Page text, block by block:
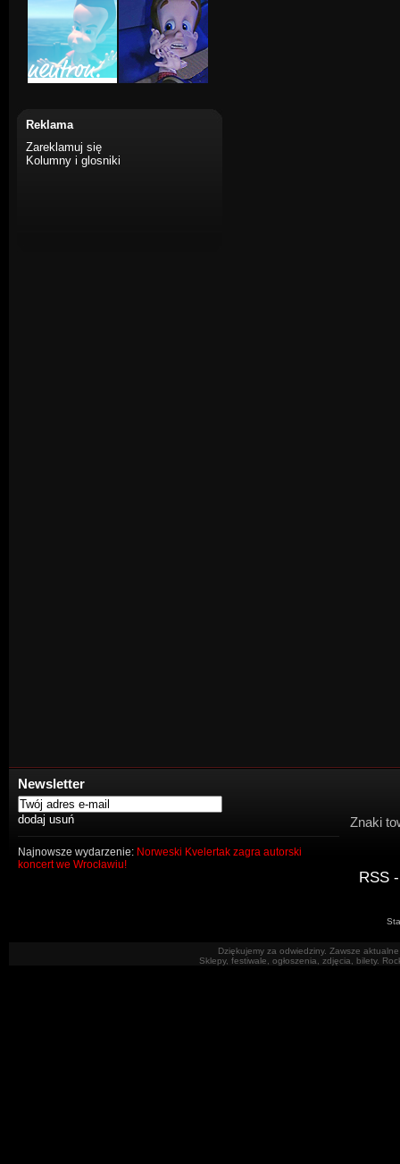
Reklama
Zareklamuj się
Kolumny i glosniki
Newsletter
Najnowsze wydarzenie: Norweski Kvelertak zagra autorski
koncert we Wrocławiu!
Znaki
RSS
Dziękujemy za odwiedziny. Zawsze
Sklepy, festiwale, ogłoszenia, zdjęcia, bilety.